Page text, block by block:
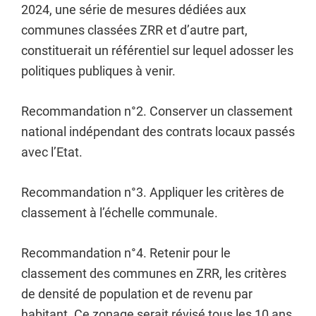
2024, une série de mesures dédiées aux
communes classées ZRR et d’autre part,
constituerait un référentiel sur lequel adosser les
politiques publiques à venir.
Recommandation n°2. Conserver un classement
national indépendant des contrats locaux passés
avec l’Etat.
Recommandation n°3. Appliquer les critères de
classement à l’échelle communale.
Recommandation n°4. Retenir pour le
classement des communes en ZRR, les critères
de densité de population et de revenu par